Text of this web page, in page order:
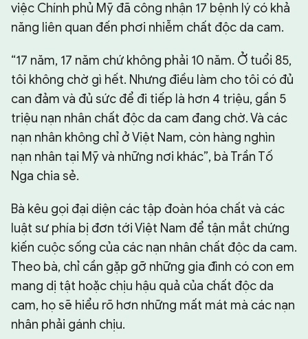
việc Chính phủ Mỹ đã công nhận 17 bệnh lý có khả
năng liên quan đến phơi nhiễm chất độc da cam.
“17 năm, 17 năm chứ không phải 10 năm. Ở tuổi 85,
tôi không chờ gì hết. Nhưng điều làm cho tôi có đủ
can đảm và đủ sức để đi tiếp là hơn 4 triệu, gần 5
triệu nạn nhân chất độc da cam đang chờ. Và các
nạn nhân không chỉ ở Việt Nam, còn hàng nghìn
nạn nhân tại Mỹ và những nơi khác”, bà Trần Tố
Nga chia sẻ.
Bà kêu gọi đại diện các tập đoàn hóa chất và các
luật sư phía bị đơn tới Việt Nam để tận mắt chứng
kiến cuộc sống của các nạn nhân chất độc da cam.
Theo bà, chỉ cần gặp gỡ những gia đình có con em
mang dị tật hoặc chịu hậu quả của chất độc da
cam, họ sẽ hiểu rõ hơn những mất mát mà các nạn
nhân phải gánh chịu.